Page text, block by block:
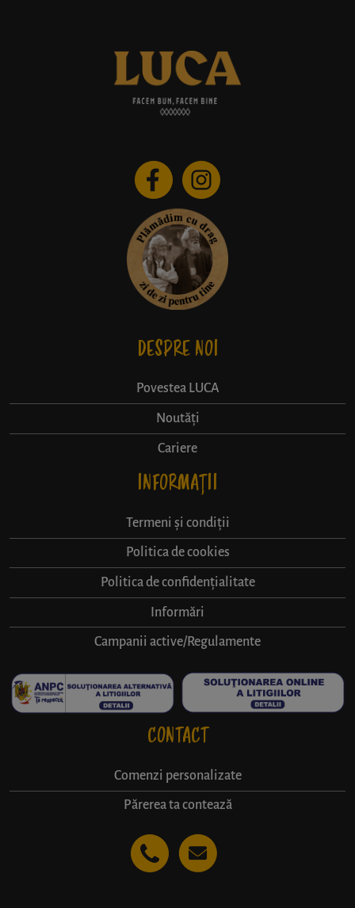
DESPRE NOI
Povestea LUCA
Noutăți
Cariere
INFORMAȚII
Termeni și condiții
Politica de cookies
Politica de confidențialitate
Informări
Campanii active/Regulamente
CONTACT
Comenzi personalizate
Părerea ta contează